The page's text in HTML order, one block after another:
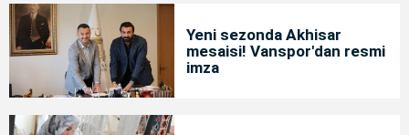
Yeni sezonda Akhisar
mesaisi! Vanspor'dan resmi
imza